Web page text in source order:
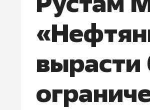
вырасти
с ЖК